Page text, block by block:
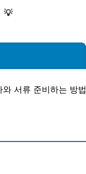
💡
서류 준비하는 방법